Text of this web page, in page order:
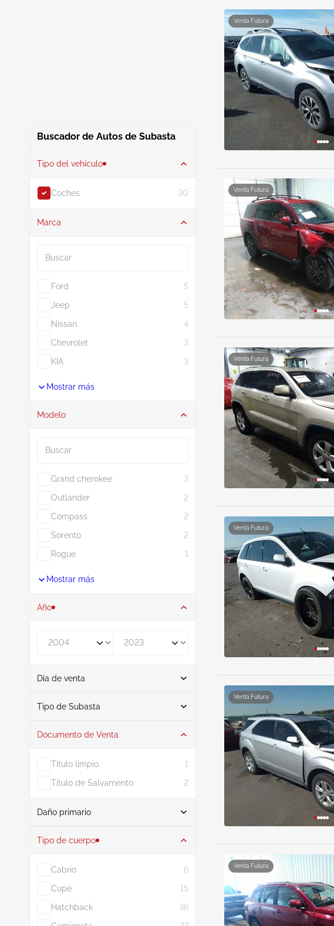
Buscador de Autos de Subasta
Tipo del vehículo
Coches 30
Marca
Ford
5
Jeep
5
Nissan
4
Chevrolet
3
KIA
3
Mostrar más
Modelo
Grand cherokee
3
Outlander
2
Compass
2
Sorento
2
Rogue
1
Mostrar más
Año
Día de venta
De
Tipo de Subasta
Subasta 30
Documento de Venta
Título limpio
1
Titulo de Salvamento
2
Daño primario
Interfaz
16
Lado izquierdo
3
Delantero trasero
2
Tipo de cuerpo
Cabrio
6
Cupé
15
Hatchback
36
Venta Futura
Venta Futura
Venta Futura
Venta Futura
Venta Futura
Venta Futura